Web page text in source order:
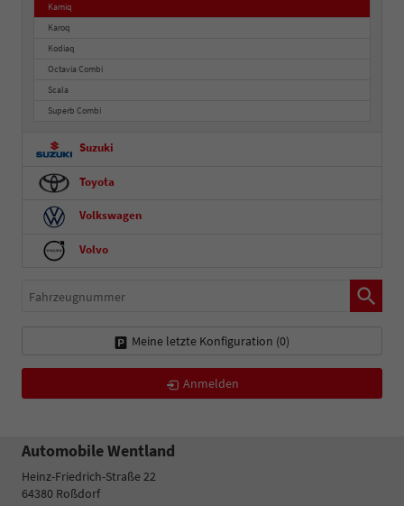
Kamiq
Karoq
Kodiaq
Octavia Combi
Scala
Superb Combi
Suzuki
Toyota
Volkswagen
Volvo
Fahrzeugnummer
Meine letzte Konfiguration (0)
Anmelden
Automobile Wentland
Heinz-Friedrich-Straße 22
64380 Roßdorf